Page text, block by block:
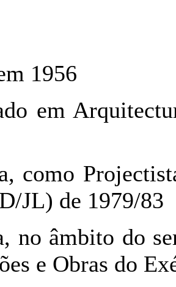
1956
em
como
JL) de 1979/83
no âmbito do
e Obras do